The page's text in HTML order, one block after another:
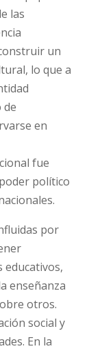
las
un
lo que a
de
en
fue
político
por
educativos,
enseñanza
otros.
social y
En la